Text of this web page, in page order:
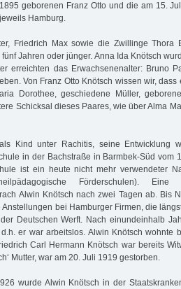
geborenen Franz Otto und die am 15.
Hamburg.
Friedrich Max sowie die Zwillinge Thora
Jahren oder jünger. Anna Ida Knötsch
erreichten das Erwachsenenalter: Bruno
Von Franz Otto Knötsch wissen wir, dass
Dorothee, geschiedene Müller,
Schicksal dieses Paares, wie über Alma
Kind unter Rachitis, seine Entwicklung
in der Bachstraße in Barmbek-Süd vom
ist ein heute nicht mehr verwendeter
Förderschulen). Eine
Alwin Knötsch nach zwei Tagen ab. Bis
bei Hamburger Firmen, die
Deutschen Werft. Nach einundeinhalb
er war arbeitslos. Alwin Knötsch wohnte
Carl Hermann Knötsch war bereits
Mutter, war am 20. Juli 1919 gestorben.
wurde Alwin Knötsch in der